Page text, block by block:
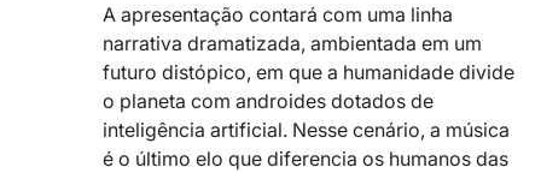
A apresentação contará com uma linha
narrativa dramatizada, ambientada em um
futuro distópico, em que a humanidade divide
o planeta com androides dotados de
inteligência artificial. Nesse cenário, a música
é o último elo que diferencia os humanos das